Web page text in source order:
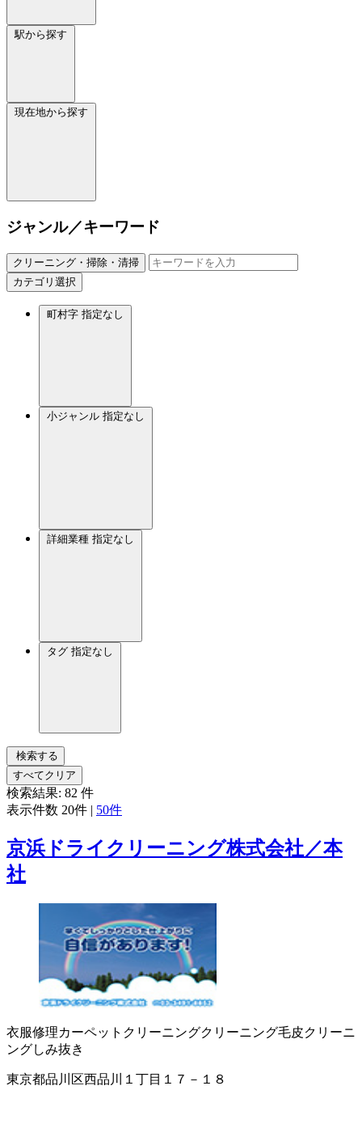
駅から探す
現在地から探す
ジャンル／キーワード
クリーニング・掃除・清掃
カテゴリ選択
町村字 指定なし
小ジャンル 指定なし
詳細業種 指定なし
タグ 指定なし
検索する
すべてクリア
検索結果: 82 件
表示件数 20件 | 50件
京浜ドライクリーニング株式会社／本
社
衣服修理カーペットクリーニングクリーニング毛皮クリーニ
ングしみ抜き
東京都品川区西品川１丁目１７－１８